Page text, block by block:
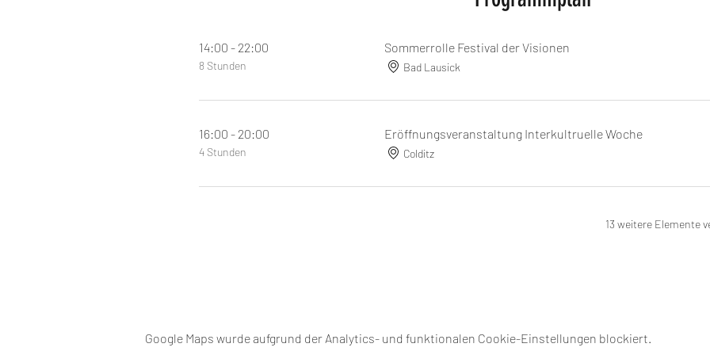
14:00 - 22:00
8 Stunden
Sommerrolle Festival der Visionen
Bad Lausick
16:00 - 20:00
4 Stunden
Eröffnungsveranstaltung Interkultruelle Woche
Colditz
13 weitere Elemente
Google Maps wurde aufgrund der Analytics- und funktionalen Cookie-Einstellungen blockiert.